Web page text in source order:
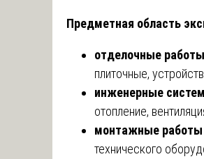
Предметная область
отделочные работы
плиточные,
инженерные
отопление,
монтажные работы
технического